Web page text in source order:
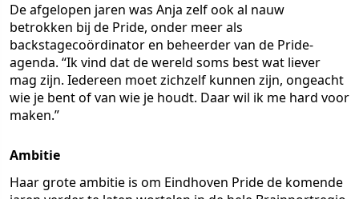
De afgelopen jaren was Anja zelf ook al nauw
betrokken bij de Pride, onder meer als
backstagecoördinator en beheerder van de Pride-
agenda. “Ik vind dat de wereld soms best wat liever
mag zijn. Iedereen moet zichzelf kunnen zijn, ongeacht
wie je bent of van wie je houdt. Daar wil ik me hard voor
maken.”
Ambitie
Haar grote ambitie is om Eindhoven Pride de komende